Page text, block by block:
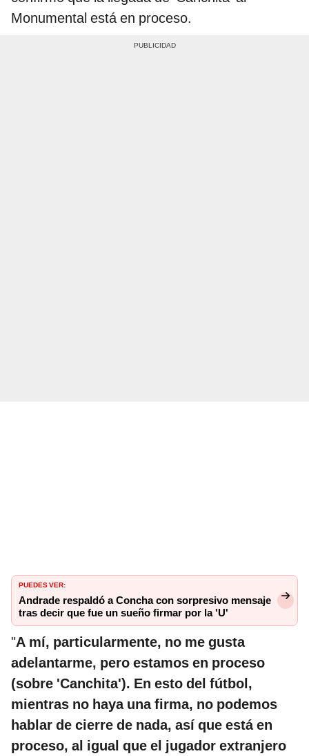
Monumental está en proceso.
PUEDES VER:
Andrade respaldó a Concha con sorpresivo mensaje
tras decir que fue un sueño firmar por la 'U'
"A mí, particularmente, no me gusta
adelantarme, pero estamos en proceso
(sobre 'Canchita'). En esto del fútbol,
mientras no haya una firma, no podemos
hablar de cierre de nada, así que está en
proceso, al igual que el jugador extranjero